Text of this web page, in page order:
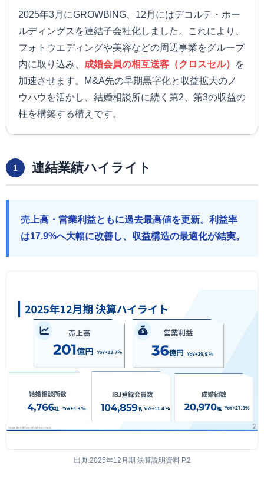
2025年3月にGROWBING、12月にはデコルテ・ホー
ルディングスを連結子会社化しました。これにより、
フォトウエディングや美容などの周辺事業をグループ
内に取り込み、 成婚会員の相互送客（クロスセル）
を
加速させます。M&A先の早期黒字化と収益拡大のノ
ウハウを活かし、結婚相談所に続く第2、第3の収益の
柱を構築する構えです。
1 連結業績ハイライト
売上高・営業利益ともに過去最高値を更新。利益率
は17.9%へ大幅に改善し、収益構造の最適化が結実。
出典:2025年12月期 決算説明資料 P.2